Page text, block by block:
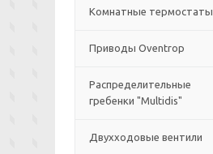
Комнатные термостаты
Приводы Oventrop
Распределительные
гребенки "Multidis"
Двухходовые вентили